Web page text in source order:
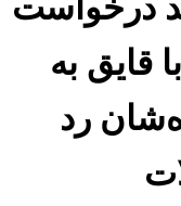
درخواست
قایق به
رد